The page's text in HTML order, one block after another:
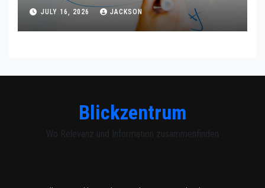
JULY 16, 2026 JACKSON
Blickzentrum
Wo Relevanz und Information zusammenfinden